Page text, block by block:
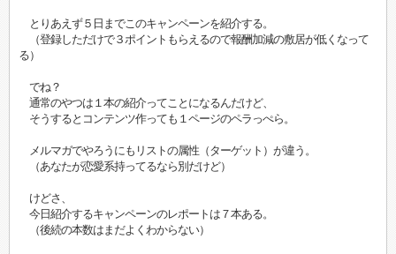
とりあえず５日までこのキャンペーンを紹介する。
（登録しただけで３ポイントもらえるので報酬加減の敷居が低くなって
る）
でね？
通常のやつは１本の紹介ってことになるんだけど、
そうするとコンテンツ作っても１ページのペラっぺら。
メルマガでやろうにもリストの属性（ターゲット）が違う。
（あなたが恋愛系持ってるなら別だけど）
けどさ、
今日紹介するキャンペーンのレポートは７本ある。
（後続の本数はまだよくわからない）